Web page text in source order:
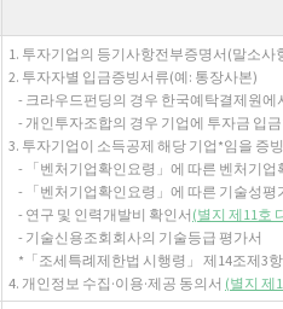
1. 투자기업의 등기사항전부증명서(말소사
2. 투자자별 입금증빙서류(예: 통장사본)
- 크라우드펀딩의 경우 한국예탁결제원에
- 개인투자조합의 경우 기업에 투자금 입
3. 투자기업이 소득공제 해당 기업*임을 증
- 「벤처기업확인요령」에 따른 벤처기업
- 「벤처기업확인요령」에 따른 기술성평
- 연구 및 인력개발비 확인서 (별지 제11호
- 기술신용조회회사의 기술등급 평가서
*「조세특례제한법 시행령」 제14조제3항
4. 개인정보 수집·이용·제공 동의서 (별지 제